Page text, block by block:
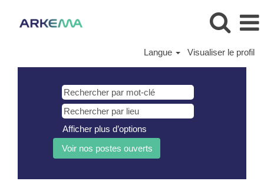
Langue Visualiser le profil
Afficher plus d’options